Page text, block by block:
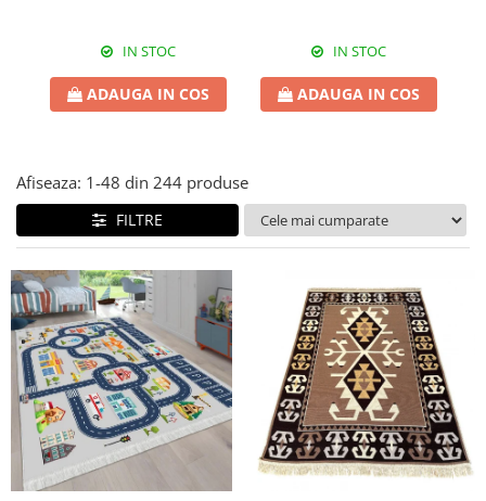
IN STOC
ADAUGA IN COS
IN STOC
ADAUGA IN COS
Afiseaza: 1-48 din 244 produse
FILTRE